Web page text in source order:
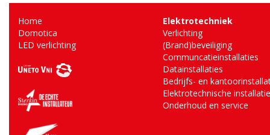
Home
Domotica
LED verlichting
Elektrotechniek
Verlichting
(Brand)beveiliging
Communcatieinstallaties
Datainstallaties
Bedrijfs- en
Elektrotechnische
Onderhoud en service